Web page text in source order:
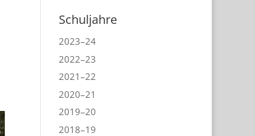
Schuljahre
2023–24
2022–23
2021–22
2020–21
2019–20
2018–19